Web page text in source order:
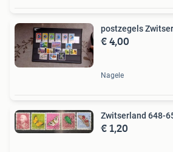
postzegels
€ 4,00
Nagele
Zwitserland 648-
€ 1,20